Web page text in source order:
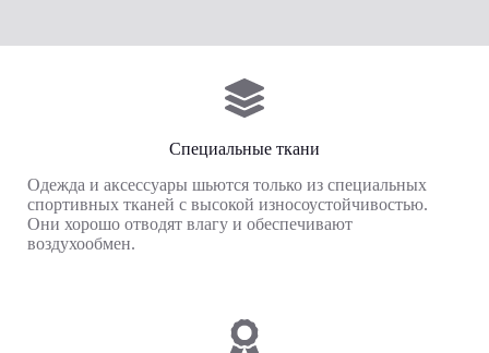
Специальные ткани
Одежда и аксессуары шьются только из специальных
спортивных тканей с высокой износоустойчивостью.
Они хорошо отводят влагу и обеспечивают
воздухообмен.